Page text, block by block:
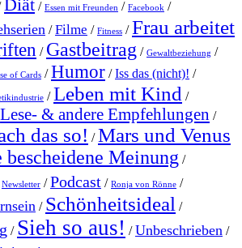
Diät / Essen mit Freunden / Facebook /
/Filme / Fitness /Frau arbeitet
/ Gastbeitrag / Gewaltbeziehung /
of Cards /Humor /Iss das (nicht)! /
/Leben mit Kind /
Lese- & andere Empfehlungen /
das so! /Mars und Venus
bescheidene Meinung /
Newsletter /Podcast / Ronja von Rönne /
/ Schönheitsideal /
/ Sieh so aus! /Unbeschrieben /